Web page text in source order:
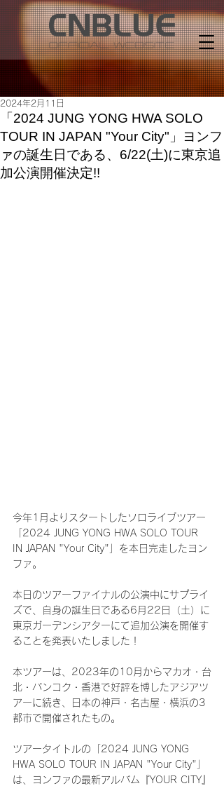
「2024 JUNG YONG HWA SOLO
TOUR IN JAPAN "Your City"」ヨンフ
ァの誕生日である、6/22(土)に東京追
加公演開催決定!!
2024年2月11日
今年1月よりスタートしたソロライブツアー
「2024 JUNG YONG HWA SOLO TOUR
IN JAPAN "Your City"」を本日完走したヨン
ファ。
本日のツアーファイナルの公演中にサプライ
ズで、自身の誕生日である6月22日（土）に
東京ガーデンシアターにて追加公演を開催す
ることを発表いたしました！
本ツアーは、2023年の10月からマカオ・台
北・バンコク・香港で好評を博したアジアツ
アーに続き、日本の神戸・名古屋・横浜の3
都市で開催されたもの。
ツアータイトルの「2024 JUNG YONG
HWA SOLO TOUR IN JAPAN "Your City"」
は、ヨンファの最新アルバム『YOUR CITY』